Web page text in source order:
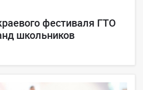
фестиваля ГТО
школьников